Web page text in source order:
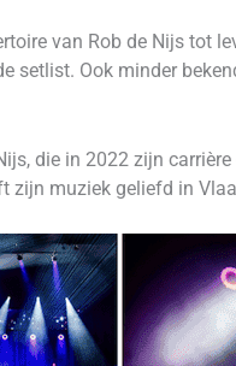
van Rob de Nijs tot
setlist. Ook minder
die in 2022 zijn
muziek geliefd in